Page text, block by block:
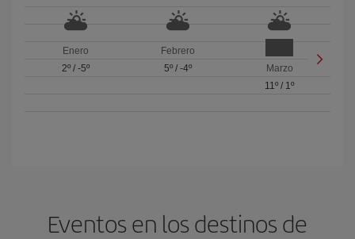
Enero
2º/ -5º
Febrero
5º/ -4º
Marzo
11º / 1º
Eventos en los destinos de